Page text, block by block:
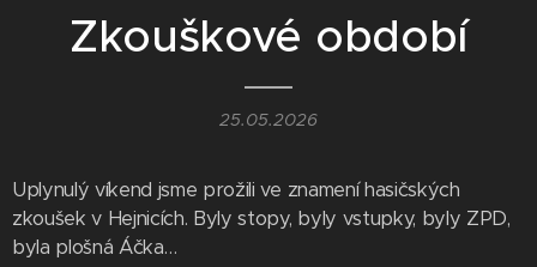
Zkouškové období
25.05.2026
Uplynulý víkend jsme prožili ve znamení hasičských
zkoušek v Hejnicích. Byly stopy, byly vstupky, byly ZPD,
byla plošná Áčka…